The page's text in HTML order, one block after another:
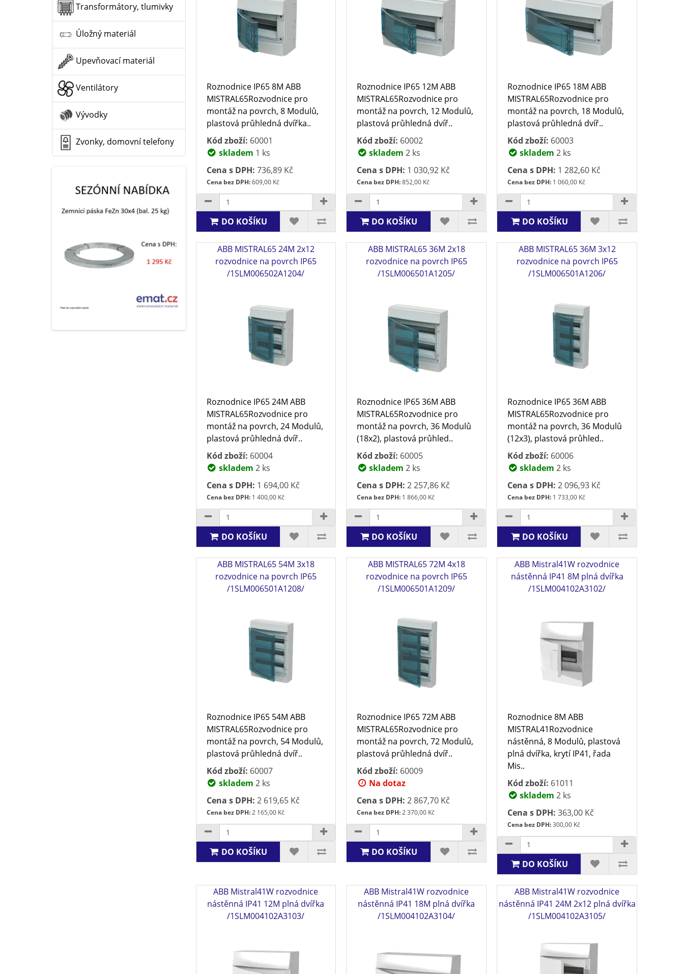
Transformátory, tlumivky
Úložný materiál
Upevňovací materiál
Ventilátory
Vývodky
Zvonky, domovní telefony
Roznodnice IP65 8M ABB
MISTRAL65Rozvodnice pro
montáž na povrch, 8 Modulů,
plastová průhledná dvířka..
Kód zboží: 60001
skladem 1 ks
Cena s DPH: 736,89 Kč
Cena bez DPH:609,00 Kč
DO KOŠÍKU
Roznodnice IP65 12M ABB
MISTRAL65Rozvodnice pro
montáž na povrch, 12 Modulů,
plastová průhledná dvíř..
Kód zboží: 60002
skladem 2 ks
Cena s DPH: 1 030,92 Kč
Cena bez DPH:852,00 Kč
DO KOŠÍKU
Roznodnice IP65 18M ABB
MISTRAL65Rozvodnice pro
montáž na povrch, 18 Modulů,
plastová průhledná dvíř..
Kód zboží: 60003
skladem 2 ks
Cena s DPH: 1 282,60 Kč
Cena bez DPH: 1 060,00 Kč
DO KOŠÍKU
ABB MISTRAL65 24M 2x12
rozvodnice na povrch IP65
/1SLM006502A1204/
Roznodnice IP65 24M ABB
MISTRAL65Rozvodnice pro
montáž na povrch, 24 Modulů,
plastová průhledná dvíř..
Kód zboží: 60004
skladem 2 ks
Cena s DPH: 1 694,00 Kč
Cena bez DPH:1 400,00 Kč
DO KOŠÍKU
ABB MISTRAL65 36M 2x18
rozvodnice na povrch IP65
/1SLM006501A1205/
Roznodnice IP65 36M ABB
MISTRAL65Rozvodnice pro
montáž na povrch, 36 Modulů
(18x2), plastová průhled..
Kód zboží: 60005
skladem 2 ks
Cena s DPH: 2 257,86 Kč
Cena bez DPH: 1 866,00 Kč
DO KOŠÍKU
ABB MISTRAL65 36M 3x12
rozvodnice na povrch IP65
/1SLM006501A1206/
Roznodnice IP65 36M ABB
MISTRAL65Rozvodnice pro
montáž na povrch, 36 Modulů
(12x3), plastová průhled..
Kód zboží: 60006
skladem 2 ks
Cena s DPH: 2 096,93 Kč
Cena bez DPH: 1 733,00 Kč
DO KOŠÍKU
ABB MISTRAL65 54M 3x18
rozvodnice na povrch IP65
/1SLM006501A1208/
Roznodnice IP65 54M ABB
MISTRAL65Rozvodnice pro
montáž na povrch, 54 Modulů,
plastová průhledná dvíř..
Kód zboží: 60007
skladem 2 ks
Cena s DPH: 2 619,65 Kč
Cena bez DPH:2 165,00 Kč
DO KOŠÍKU
ABB MISTRAL65 72M 4x18
rozvodnice na povrch IP65
/1SLM006501A1209/
Roznodnice IP65 72M ABB
MISTRAL65Rozvodnice pro
montáž na povrch, 72 Modulů,
plastová průhledná dvíř..
Kód zboží: 60009
Na dotaz
Cena s DPH: 2 867,70 Kč
Cena bez DPH:2 370,00 Kč
DO KOŠÍKU
ABB Mistral41W rozvodnice
nástěnná IP41 8M plná dvířka
/1SLM004102A3102/
Roznodnice 8M ABB
MISTRAL41Rozvodnice
nástěnná, 8 Modulů, plastová
plná dvířka, krytí IP41, řada
Mis..
Kód zboží: 61011
skladem 2 ks
Cena s DPH: 363,00 Kč
Cena bez DPH:300,00 Kč
DO KOŠÍKU
ABB Mistral41W rozvodnice
nástěnná IP41 12M plná dvířka
/1SLM004102A3103/
ABB Mistral41W rozvodnice
nástěnná IP41 18M plná dvířka
/1SLM004102A3104/
ABB Mistral41W rozvodnice
nástěnná IP41 24M 2x12 plná dvířka
/1SLM004102A3105/